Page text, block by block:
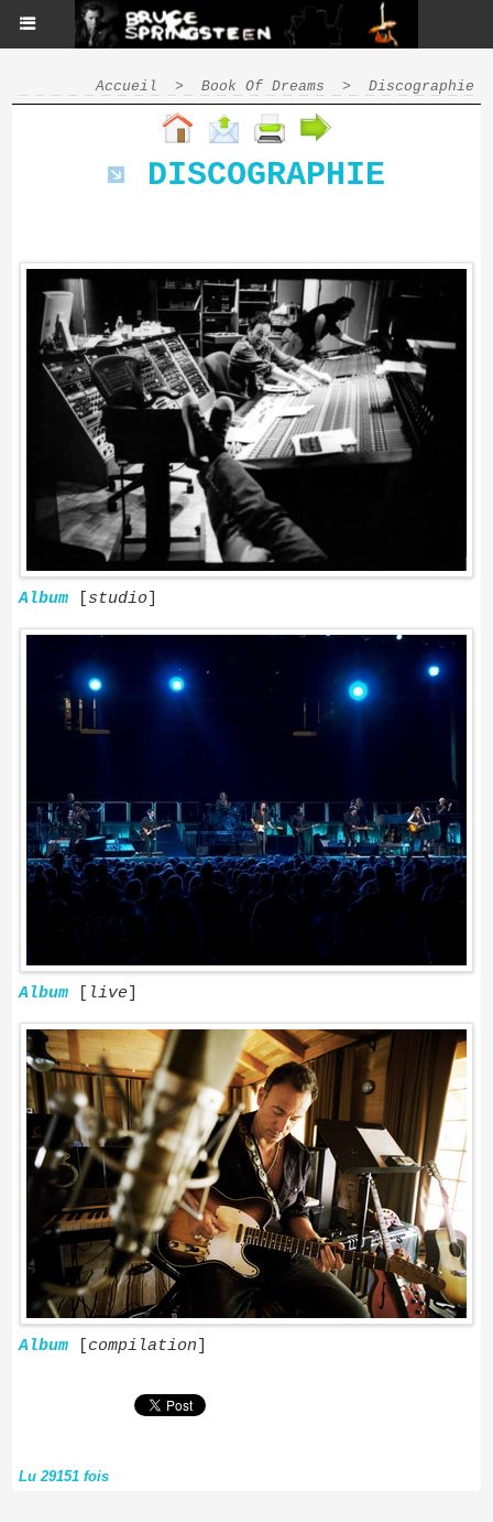
Accueil > Book Of Dreams > Discographie
DISCOGRAPHIE
Album studio
Album live
Album compilation
Lu 29151 fois